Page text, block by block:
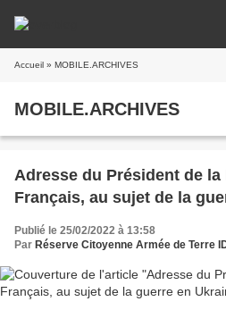
Accueil » MOBILE.ARCHIVES
MOBILE.ARCHIVES
Adresse du Président de
Français, au sujet de la
Publié le 25/02/2022 à 13:58
Par Réserve Citoyenne Armée de Terre